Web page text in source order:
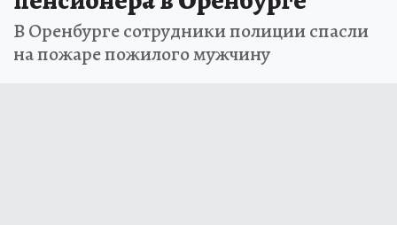
В Оренбурге сотрудники полиции спасли
на пожаре пожилого мужчину